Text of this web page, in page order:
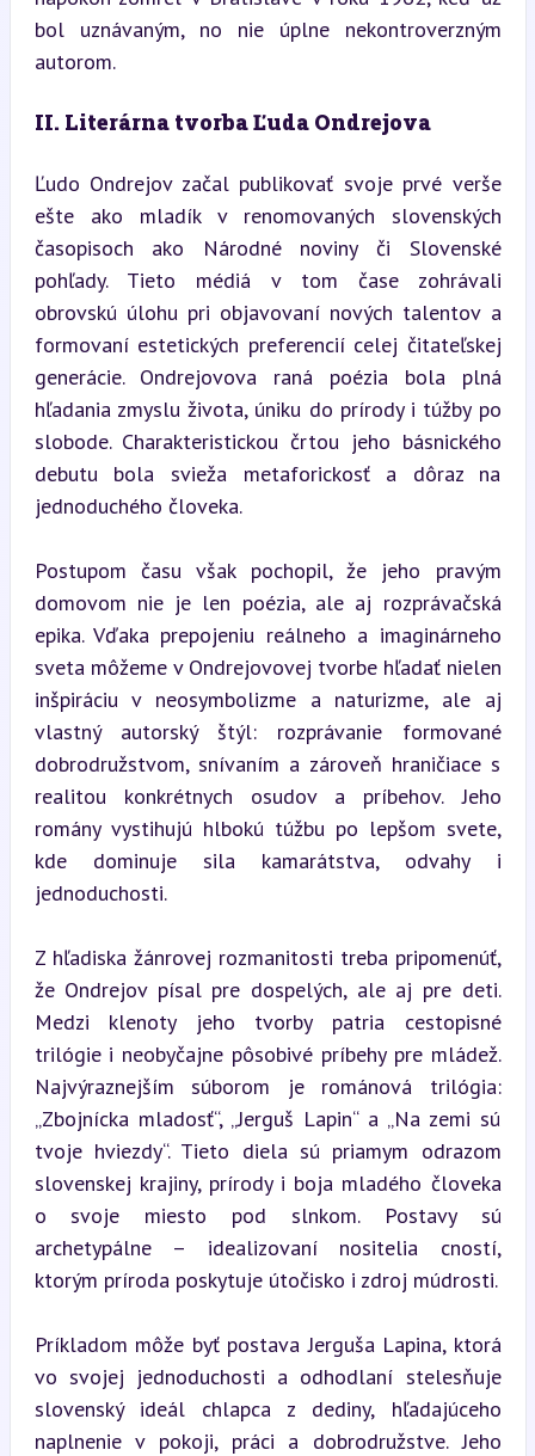
bol uznávaným, no nie úplne nekontroverzným
autorom.
II. Literárna tvorba Ľuda Ondrejova
Ľudo Ondrejov začal publikovať svoje prvé verše
ešte ako mladík v renomovaných slovenských
časopisoch ako Národné noviny či Slovenské
pohľady. Tieto médiá v tom čase zohrávali
obrovskú úlohu pri objavovaní nových talentov a
formovaní estetických preferencií celej čitateľskej
generácie. Ondrejovova raná poézia bola plná
hľadania zmyslu života, úniku do prírody i túžby po
slobode. Charakteristickou črtou jeho básnického
debutu bola svieža metaforickosť a dôraz na
jednoduchého človeka.
Postupom času však pochopil, že jeho pravým
domovom nie je len poézia, ale aj rozprávačská
epika. Vďaka prepojeniu reálneho a imaginárneho
sveta môžeme v Ondrejovovej tvorbe hľadať nielen
inšpiráciu v neosymbolizme a naturizme, ale aj
vlastný autorský štýl: rozprávanie formované
dobrodružstvom, snívaním a zároveň hraničiace s
realitou konkrétnych osudov a príbehov. Jeho
romány vystihujú hlbokú túžbu po lepšom svete,
kde dominuje sila kamarátstva, odvahy i
jednoduchosti.
Z hľadiska žánrovej rozmanitosti treba pripomenúť,
že Ondrejov písal pre dospelých, ale aj pre deti.
Medzi klenoty jeho tvorby patria cestopisné
trilógie i neobyčajne pôsobivé príbehy pre mládež.
Najvýraznejším súborom je románová trilógia:
„Zbojnícka mladosť“, „Jerguš Lapin“ a „Na zemi sú
tvoje hviezdy“. Tieto diela sú priamym odrazom
slovenskej krajiny, prírody i boja mladého človeka
o svoje miesto pod slnkom. Postavy sú
archetypálne – idealizovaní nositelia cností,
ktorým príroda poskytuje útočisko i zdroj múdrosti.
Príkladom môže byť postava Jerguša Lapina, ktorá
vo svojej jednoduchosti a odhodlaní stelesňuje
slovenský ideál chlapca z dediny, hľadajúceho
naplnenie v pokoji, práci a dobrodružstve. Jeho